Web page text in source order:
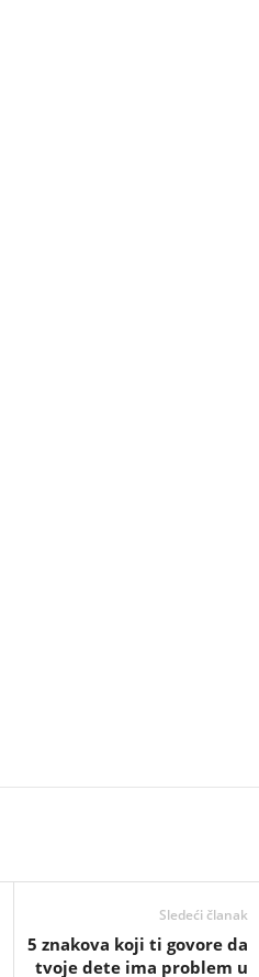
Sledeći članak
5 znakova koji ti govore da
tvoje dete ima problem u